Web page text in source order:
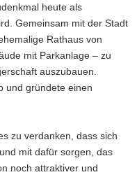
heute als
Gemeinsam mit der Stadt
Rathaus von
mit Parkanlage – zu
auszubauen.
und gründete einen
zu verdanken, dass sich
mit dafür sorgen, das
noch attraktiver und